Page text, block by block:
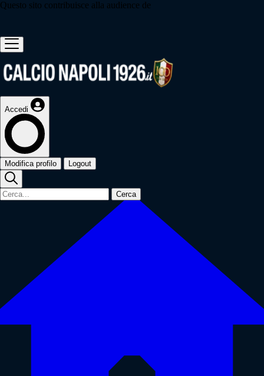
Questo sito contribuisce alla audience de
Accedi
Modifica profilo Logout
Cerca